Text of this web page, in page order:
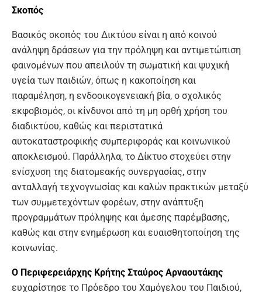
Σκοπός
Βασικός σκοπός του Δικτύου είναι η από κοινού
ανάληψη δράσεων για την πρόληψη και αντιμετώπιση
φαινομένων που απειλούν τη σωματική και ψυχική
υγεία των παιδιών, όπως η κακοποίηση και
παραμέληση, η ενδοοικογενειακή βία, ο σχολικός
εκφοβισμός, οι κίνδυνοι από τη μη ορθή χρήση του
διαδικτύου, καθώς και περιστατικά
αυτοκαταστροφικής συμπεριφοράς και κοινωνικού
αποκλεισμού. Παράλληλα, το Δίκτυο στοχεύει στην
ενίσχυση της διατομεακής συνεργασίας, στην
ανταλλαγή τεχνογνωσίας και καλών πρακτικών μεταξύ
των συμμετεχόντων φορέων, στην ανάπτυξη
προγραμμάτων πρόληψης και άμεσης παρέμβασης,
καθώς και στην ενημέρωση και ευαισθητοποίηση της
κοινωνίας.
Ο Περιφερειάρχης Κρήτης Σταύρος Αρναουτάκης
ευχαρίστησε το Πρόεδρο του Χαμόγελου του Παιδιού,